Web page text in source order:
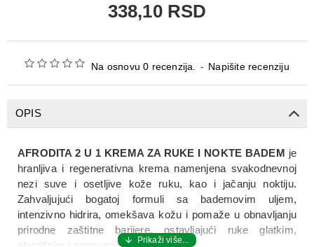
Na osnovu 0 recenzija. - Napišite recenziju
338,10 RSD
OPIS
AFRODITA 2 U 1 KREMA ZA RUKE I NOKTE BADEM je
hranljiva i regenerativna krema namenjena svakodnevnoj
nezi suve i osetljive kože ruku, kao i jačanju noktiju.
Zahvaljujući bogatoj formuli sa bademovim uljem,
intenzivno hidrira, omekšava kožu i pomaže u obnavljanju
prirodne zaštitne barijere, ostavljajući ruke glatkim,